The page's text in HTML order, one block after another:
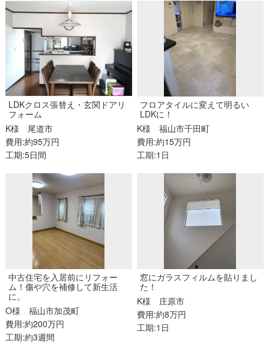
LDKクロス張替え・玄関ドアリ
フォーム
K様 尾道市
費用:約95万円
工期:5日間
フロアタイルに変えて明るい
LDKに！
K様福山市千田町
費用:約15万円
工期:1日
中古住宅を入居前にリフォー
ム！傷や穴を補修して新生活
に。
O様福山市加茂町
費用:約200万円
工期:約3週間
窓にガラスフィルムを貼りまし
た！
K様 庄原市
費用:約8万円
工期:1日